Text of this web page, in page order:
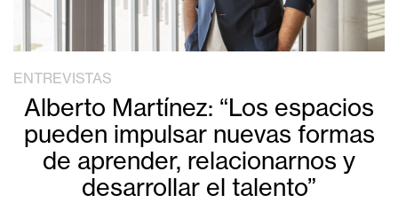
ENTREVISTAS
Alberto Martínez: “Los espacios
pueden impulsar nuevas formas
de aprender, relacionarnos y
desarrollar el talento”